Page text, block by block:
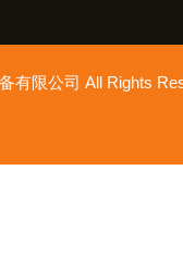
有限公司 All Rights